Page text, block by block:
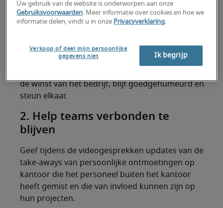
managen dat is opgesplitst in medewerkers op
afstand en medewerkers op kantoor.
Stop niet met het uitspreken van uw waardering
de winst van het bedrijf, blijf goedgehumeurd en
steun elkaar.
2. Help teams verbonden te
blijven
Geef tijdens de videogesprekken updates van de
take-aways van persoonlijke ontmoetingen op
kantoor die het personeel buiten het kantoor
heeft gemist en die van invloed kunnen zijn op
hun projecten.
Uw gebruik van de website is onderworpen aan onze
Gebruiksvoorwaarden. Meer informatie over cookies en hoe we
informatie delen, vindt u in onze Privacyverklaring.
Verkoop of deel mijn persoonlijke
gegevens niet
Ik begrijp